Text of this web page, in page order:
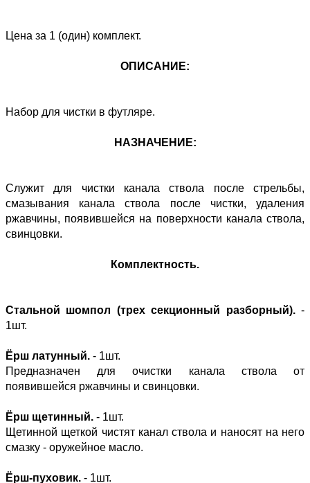
Цена за 1 (один) комплект.
ОПИСАНИЕ:
Набор для чистки в футляре.
НАЗНАЧЕНИЕ:
Служит для чистки канала ствола после стрельбы,
смазывания канала ствола после чистки, удаления
ржавчины, появившейся на поверхности канала ствола,
свинцовки.
Комплектность.
Стальной шомпол (трех секционный разборный).-
1шт.
Ёрш латунный. - 1шт.
Предназначен для очистки канала ствола от
появившейся ржавчины и свинцовки.
Ёрш щетинный. - 1шт.
Щетинной щеткой чистят канал ствола и наносят на него
смазку - оружейное масло.
Ёрш-пуховик. - 1шт.